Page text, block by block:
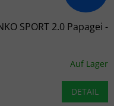
SPORT 2.0 Papagei -
Auf Lager
DETAIL